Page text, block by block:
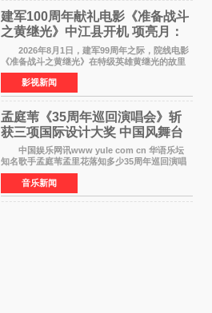
建军100周年献礼电影《准备战斗
之黄继光》中江县开机 项亮月：
以光影为笔，书写英雄赞歌
2026年8月1日，建军99周年之际，院线电影
《准备战斗之黄继光》在特级英雄黄继光的故里
——四川省德阳市中江县黄继光出生地正式开
机。本片出品人、总制片人项亮月主持开机仪
式，&zwnj;特级英雄
影视新闻
孟庭苇《35周年巡回演唱会》斩
获三项国际设计大奖 中国风舞台
美学获全球认可
中国娱乐网讯www yule com cn 华语乐坛
知名歌手孟庭苇孟里花落知多少35周年巡回演唱
会再传喜讯。该演唱会先后荣获美国MUSE
Creative Awards白金奖（Platinum Winner）、
英国London Design
音乐新闻